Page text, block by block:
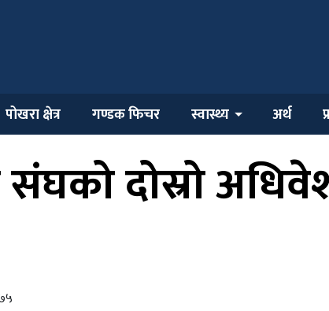
पोखरा क्षेत्र गण्डक फिचर स्वास्थ्य अर्थ
दोस्रो